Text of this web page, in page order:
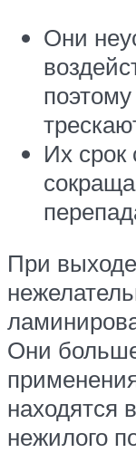
Они
Их
При
Они
находятся
нежилого